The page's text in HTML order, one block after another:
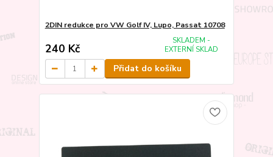
2DIN redukce pro VW Golf IV, Lupo, Passat 10708
240 Kč
SKLADEM -
EXTERNÍ SKLAD
Přidat do košíku